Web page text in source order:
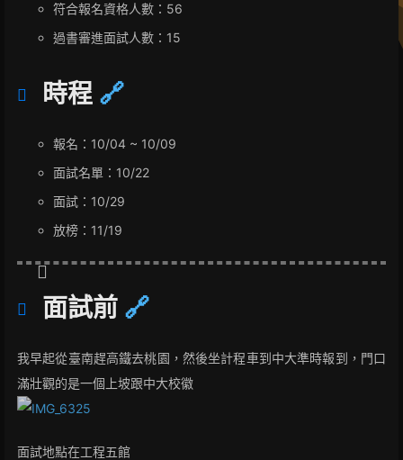
符合報名資格人數：56
過書審進面試人數：15
時程 🔗
報名：10/04 ~ 10/09
面試名單：10/22
面試：10/29
放榜：11/19
面試前 🔗
我早起從臺南趕高鐵去桃園，然後坐計程車到中大準時報到，門口
滿壯觀的是一個上坡跟中大校徽
面試地點在工程五館